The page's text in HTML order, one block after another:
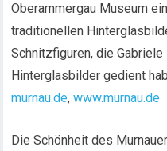
Oberammergau Museum
traditionellen
Schnitzfiguren, die
Hinterglasbilder gedient
murnau.de,www.murnau.de
Die Schönheit des